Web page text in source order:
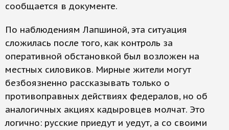
сообщается в документе.
По наблюдениям Лапшиной, эта ситуация
сложилась после того, как контроль за
оперативной обстановкой был возложен на
местных силовиков. Мирные жители могут
безбоязненно рассказывать только о
противоправных действиях федералов, но об
аналогичных акциях кадыровцев молчат. Это
логично: русские приедут и уедут, а со своими